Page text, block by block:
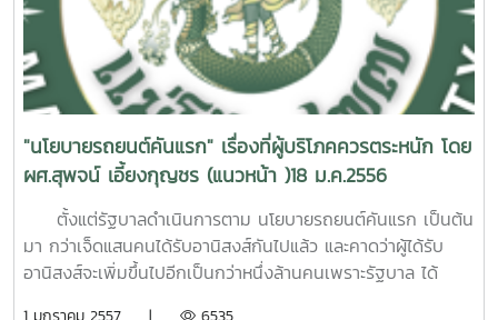
สำรวจหรือทำวิจัยดูก็ได้ ซึ่งยังคงไม่สายเกินไปที่ สกอ.และ
ทปอ.จะกลับมาทบทวนเรื่องนี้ หากไม่คิดจะแก้ไขก็เหมือนยืนยันว่า
ข้อเสียประการสุดท้ายที่กล่าวไว้ข้างต้น เป็นความจริง และคงไม่
แปลกที่อุดมศึกษาไทยจะรั้งท้ายอาเซียนตลอดไปที่มา : ภาพและ
ข้อความจาก มติชนออนไลน์ : http://www.matichon.co.th
HBD(Happy Birthday), FYI(For Your Information), DIY(Do
It Yourself), LOL(Laughing Out Loud), SYS(See You
Soon) และ ASAP(As Soon As Possible) เป็นต้น มีคำศัพท์
แปลกๆ ใหม่ๆ มาใช้มากขึ้น ปัจจุบันมีคำไทยๆ ที่ถูกประดิษฐ์ขึ้น
มาใหม่และใช้กันจนติดหูติดตาแล้วหลายคำ ตัวอย่างเช่น "ชิวชิว
หรือชิลชิล" "แอ๊บแบ๊ว" "เนียน" "เกรียน" "กาก" "กิ๊ก" เป็นต้น แม้
คำเหล่านี้จะไม่สะดวกต่อการพิมพ์(จิ้ม) แต่เป็นคำที่นิยมใช้กันมาก
และเป็นที่เข้าใจกันดีในหมู่คนในสังคมก้มหน้า ทั้งยังมีคำที่เกิดขึ้น
โดยบังเอิญจากการพิมพ์ตกหรือพิมพ์ผิด แต่ก็ยังนิยมใช้กันอย่าง
กว้างขวาง เช่น คำว่า "จุงเบย" "นะครัช" "กลังคิด" และ "กลังทำ"
เป็นต้น หรือคำที่จงใจพิมพ์ผิดแต่กลับเป็นที่นิยมใช้กันมาก อาทิ
"จัย(ใจ)" "กรู(กู)" "มรึง(มึง)" "ช่าย(ใช่)" "คัย(ใคร)" และ "ทัม
เป็นการส่งเสริมความรักความสามัคคีและสร้างความเข้มแข็งให้
กับสถาบันครอบครัว อันเป็นรากฐานของสังคมที่แท้จริง ซึ่งจะส่ง
ผลไปถึงความรักความสามัคคีของคนในชาติด้วย และเชื่อได้ว่า
ช่วงเทศกาลนี้จะไม่มีเหลืองมีแดงมาทำให้รำคาญใจด้วยแต่อย่างไร
ก็ดี สงกรานต์ก็สร้างความสูญเสียต่อชีวิตและทรัพย์สินอย่าง
มากมายมหาศาลทุกปี แต่ความสูญเสียที่เกิดขึ้นในทุกๆ ปีนั้น หา
ใช่เป็นเพราะกิจกรรมโดยตรงของสงกรานต์ แต่เกิดจากความ
ขาดสติยั้งคิดของคนที่เข้าร่วมกิจกรรมสงกรานต์เป็นสำคัญ การ
เล่นสงกรานต์ด้วยความคึกคะนองด้วยวิธีพิสดารต่างๆ การแสดง
อนาจารในที่สาธารณะ การลวนลามทางเพศ การดื่มสุราและเสพ
ของมึนเมา และการใช้ยานพาหนะด้วยความประมาท ล้วนเป็น
เกษตรกรรอบนอก ปัญหานี้ทุกฝ่ายทราบกันดีอยู่แล้วว่า ยังไม่
สามารถแก้ปัญหาได้ โดยเฉพาะการเผาตอซังข้าวโพดในพื้นที่ห่าง
ไกลซึ่งมีการเผาสองถึงสามครั้งในแต่ละรอบของการปลูก เริ่ม
จากการเผาเปิดพื้นที่ปลูก เผาตอซังหลังเก็บเกี่ยวฝัก และเผาซัง
ข้าวโพดหลังจากกะเทาะเมล็ดแล้ว ยิ่งไปกว่านั้นยังพบว่า มีการ
ขยายพื้นที่เพาะปลูกข้าวโพดเพิ่มขึ้นทุกปีจากการส่งเสริมของภาค
ธุรกิจอาหารสัตว์ของบริษัทเอกชนนอกจากนี้ การเผาป่าเผาหญ้า
ก็ยังคงมีอยู่เสมอๆในพื้นที่ห่างไกลรอบนอก ด้วยเหล่าคนที่รู้เท่า
ไม่ถึงการณ์ ทั้งนี้เพราะคนเหล่านี้ได้รับผลประโยชน์จากการเผา
โดยตรง แต่พวกเขาแทบจะไม่ได้รับอะไรตอบแทนโดยตรงเลยจาก
ชีวิตโดยปริยายด้วยขณะที่นโยบายบ้านหลังแรก สามารถกระตุ้น
วงการธุรกิจอสังหาริมทรัพย์ได้บ้างเล็กน้อย ทั้งนี้อาจเป็นเพราะ
เรื่องของบ้านผู้ซื้อต้องใช้วงเงินค่อนข้างสูงมาก(เป็นหลักล้าน)อีก
ทั้งยังมีปัจจัยแวดล้อมประกอบการตัดสินใจมากมายหลายประการ
การยับยั้งชั่งใจของผู้บริโภคจึงค่อนข้างสูง การตัดสินใจจึงเป็นไป
อย่างละเอียดรอบคอบ อุปสงค์ของบ้านหลังแรกจึงค่อยๆเพิ่มขึ้น
อย่างช้าๆ แบบค่อยเป็นค่อยไป ปัญหาที่ตามมาจึงมีไม่มากนักแต่
สำหรับนโยบายรถยนต์คันแรกนั้นกลับต่างออกไป เพราะอุปสงค์
ของรถยนต์คันแรกเพิ่มขึ้นแบบก้าวกระโดด จึงสามารถกระตุ้น
อุตสาหกรรมการผลิตรถยนต์ได้เป็นอันมาก ทั้งนี้คงเป็นเพราะ
นี้ของประเทศจึงต้องเผชิญกับปัญหามลพิษจากหมอกควันในขั้น
วิกฤติ อยู่เป็นประจำ (อ่านต่อบทความแบบ PDF คลิ๊กที่นี้
สำหรับปีนี้ ทางกรมควบคุมมลพิษ ก็ได้เตรียมพร้อมรับ
สถานการณ์ไว้แล้ว กล่าวคือ ได้มีการจัดการประชุมเชิงปฏิบัติการ
เพื่อระดมความคิดเห็นต่อการเตรียมการแก้ไขปัญหาหมอกควันที่
เกิดจากไฟป่าและ การเผาในที่โล่งแจ้ง ปี 2556 แล้วในหลาย
จังหวัด ตั้งแต่ปลายปี 2555 ซึ่งมีทั้งนักวิชาการ ข้าราชการที่
เกี่ยวข้อง และตัวแทนจากภาคประชาชนเข้าร่วมประชุมจำนวนมาก
จึงน่าเชื่อได้ว่า ปีนี้จะสามารถรับมือกับสถานการณ์หมอกควันได้ดี
กว่าทุกปีที่ผ่านมา นอกจากนี้ ทางกรมควบคุม
"นโยบายรถยนต์คันแรก" เรื่องที่ผู้บริโภคควรตระหนัก โดย
ผศ.สุพจน์ เอี้ยงกุญชร (แนวหน้า )18 ม.ค.2556
ตั้งแต่รัฐบาลดำเนินการตาม นโยบายรถยนต์คันแรก เป็นต้น
มา กว่าเจ็ดแสนคนได้รับอานิสงส์กันไปแล้ว และคาดว่าผู้ได้รับ
อานิสงส์จะเพิ่มขึ้นไปอีกเป็นกว่าหนึ่งล้านคนเพราะรัฐบาล ได้